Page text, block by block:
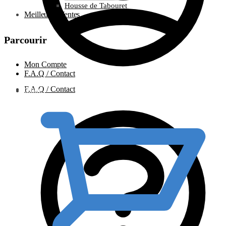
F.A.Q / Contact
Housse de Tabouret
Meilleures Ventes
Parcourir
Mon Compte
F.A.Q / Contact
0.00€